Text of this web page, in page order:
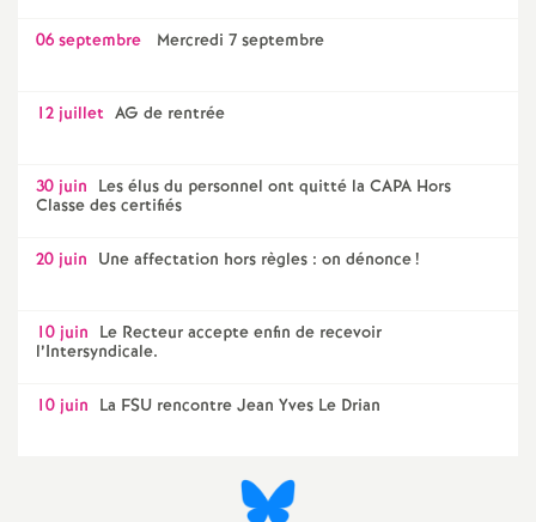
06 septembre Mercredi 7 septembre
12 juillet AG de rentrée
30 juin Les élus du personnel ont quitté la CAPA Hors
Classe des certifiés
20 juin Une affectation hors règles : on dénonce!
10 juin Le Recteur accepte enfin de recevoir
l’Intersyndicale.
10 juin La FSU rencontre Jean Yves Le Drian